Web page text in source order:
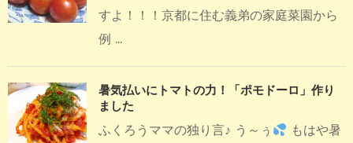
すよ！！！京都に住む義弟の家庭菜園から
例 ...
暑気払いにトマトの力！「ポモドーロ」作り
ました
ふくろうママの独り言♪ う～ぅ
もはや暑